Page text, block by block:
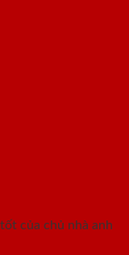
của chủ nhà anh